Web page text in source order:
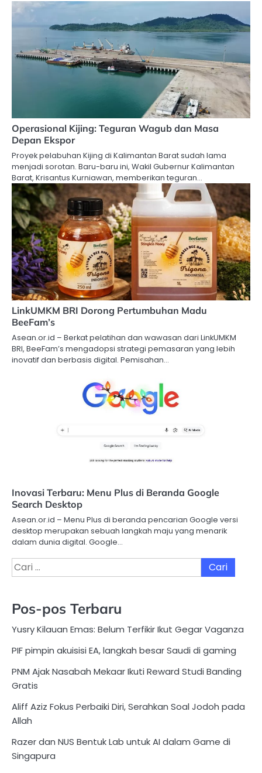
Operasional Kijing: Teguran Wagub dan Masa
Depan Ekspor
Proyek pelabuhan Kijing di Kalimantan Barat sudah lama
menjadi sorotan. Baru-baru ini, Wakil Gubernur Kalimantan
Barat, Krisantus Kurniawan, memberikan teguran…
LinkUMKM BRI Dorong Pertumbuhan Madu
BeeFam’s
Asean.or.id – Berkat pelatihan dan wawasan dari LinkUMKM
BRI, BeeFam’s mengadopsi strategi pemasaran yang lebih
inovatif dan berbasis digital. Pemisahan…
Inovasi Terbaru: Menu Plus di Beranda Google
Search Desktop
Asean.or.id – Menu Plus di beranda pencarian Google versi
desktop merupakan sebuah langkah maju yang menarik
dalam dunia digital. Google…
Cari
untuk:
Pos-pos Terbaru
Yusry Kilauan Emas: Belum Terfikir Ikut Gegar Vaganza
PIF pimpin akuisisi EA, langkah besar Saudi di gaming
PNM Ajak Nasabah Mekaar Ikuti Reward Studi Banding
Gratis
Aliff Aziz Fokus Perbaiki Diri, Serahkan Soal Jodoh pada
Allah
Razer dan NUS Bentuk Lab untuk AI dalam Game di
Singapura